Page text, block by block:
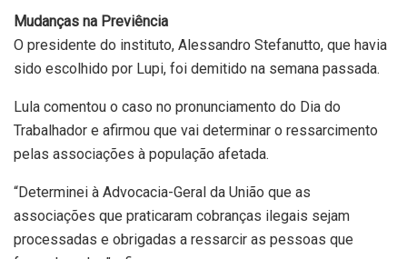
Mudanças na Previência
O presidente do instituto, Alessandro Stefanutto, que havia
sido escolhido por Lupi, foi demitido na semana passada.
Lula comentou o caso no pronunciamento do Dia do
Trabalhador e afirmou que vai determinar o ressarcimento
pelas associações à população afetada.
“Determinei à Advocacia-Geral da União que as
associações que praticaram cobranças ilegais sejam
processadas e obrigadas a ressarcir as pessoas que